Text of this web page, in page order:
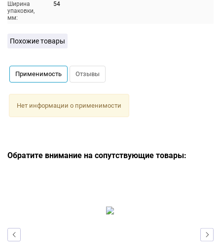
Ширина
упаковки,
мм:
54
Похожие товары
Применимость Отзывы
Нет информации о применимости
Обратите внимание на сопутствующие товары: